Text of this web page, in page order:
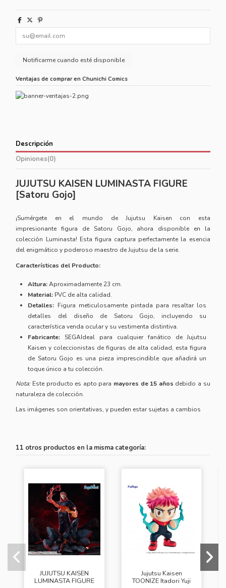
Ventajas de comprar en Chunichi Comics
Descripción
Opiniones(0)
JUJUTSU KAISEN LUMINASTA FIGURE
[Satoru Gojo]
¡Sumérgete en el mundo de Jujutsu Kaisen con esta
impresionantefigura de Satoru Gojo, ahora disponible en la
colección Luminasta! Esta figura captura perfectamente la esencia
del enigmático y poderoso maestro de Jujutsu de la serie.
Características del Producto:
Altura:Aproximadamente 23 cm.
Material: PVC de alta calidad.
Detalles: Figura meticulosamente pintada para resaltar los
detalles del diseño de Satoru Gojo, incluyendo su
característica venda ocular y su vestimenta distintiva.
Fabricante: SEGAIdeal para cualquier fanático de Jujutsu
Kaisen y coleccionistas de figuras de alta calidad, esta figura
de Satoru Gojo es una pieza imprescindible que añadirá un
toque único a tu colección.
Nota:Este producto es apto para mayores de 15 años debido a su
naturaleza de colección.
Las imágenes son orientativas, y pueden estar sujetas a cambios
11 otros productos en la misma categoría:
JUJUTSU KAISEN
LUMINASTA FIGURE
Jujutsu Kaisen
TOONIZE Itadori Yuji